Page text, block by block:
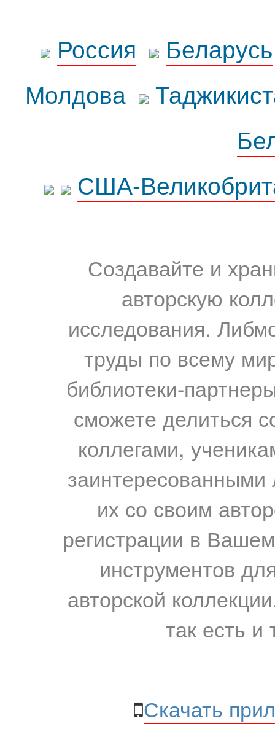
Россия
Беларусь
Молдова
США-
Создавайте и
авторскую
исследования.
труды по всему
библиотеки-
сможете делиться
коллегами,
их со своим
регистрации в
инструментов
авторской
так есть и
Скачать